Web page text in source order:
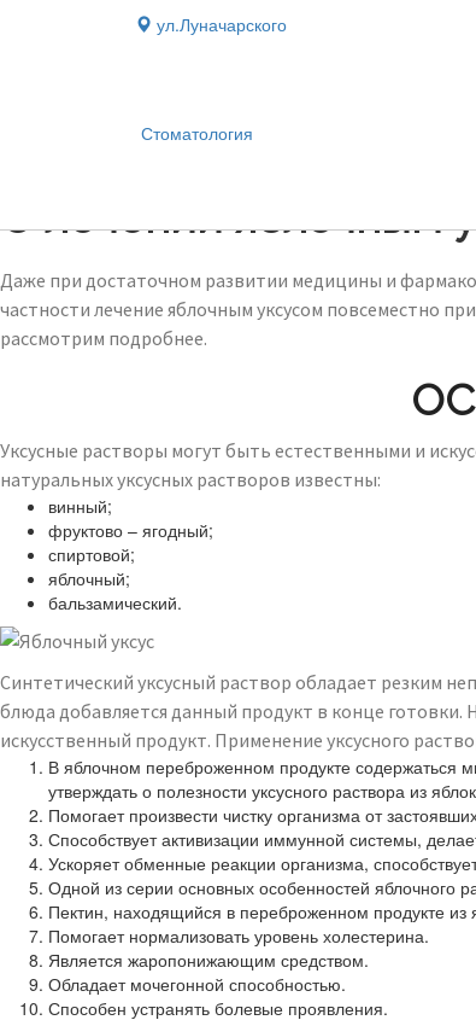
ул.Луначарского
Стоматология
О лечении яблочным
Даже при достаточном развитии медицины и
частности лечение яблочным уксусом повсеместно
рассмотрим подробнее.
Уксусные растворы могут быть естественными и
натуральных уксусных растворов известны:
винный;
фруктово – ягодный;
спиртовой;
яблочный;
бальзамический.
Синтетический уксусный раствор обладает резким
блюда добавляется данный продукт в конце готовки.
искусственный продукт. Применение уксусного
В яблочном переброженном продукте содержаться
утверждать о полезности уксусного раствора из
Помогает произвести чистку организма от
Способствует активизации иммунной системы,
Ускоряет обменные реакции организма,
Одной из серии основных особенностей яблочного
Пектин, находящийся в переброженном продукте из
Помогает нормализовать уровень холестерина.
Является жаропонижающим средством.
Обладает мочегонной способностью.
Способен устранять болевые проявления.